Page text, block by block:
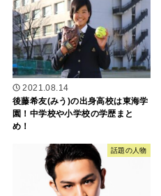
2021.08.14
後藤希友(みう)の出身高校は東海学
園！中学校や小学校の学歴まと
め！
話題の人物